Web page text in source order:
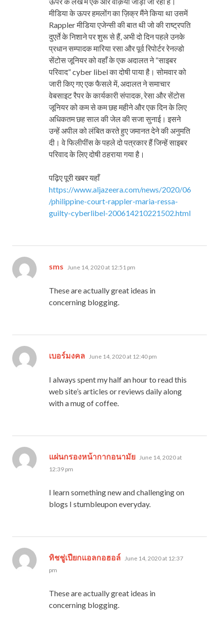
मीडिया के ऊपर हमलोंग का ज़िक्र मैंने किया था उसमें
Rappler मीडिया एजेन्सी की बात थी जो की राष्ट्रपति
दुएर्ते के निशाने पर शुरू से हैं, अभी दो दिन पहले उनके
प्रधान सम्पादक मारिया रसा और पूर्व रिपोर्टर रेनल्डो
सेंटोस जूनियर को वहाँ के एक अदालत ने “साइबर
परिवाद” cyber libel का दोषी पाया है। सोमवार को
जारी किए गए एक फैसले में, अदालत ने समाचार
वेबसाइट रैपर के कार्यकारी संपादक, रेसा और सेंटोस
जूनियर को कम से कम छह महीने और एक दिन के लिए
अधिकतम छह साल की जेल की सजा सुनाई। इसने
उन्हें अपील को लंबित करते हुए जमानत देने की अनुमति
दी। वे फिलीपींस के पहले दो पत्रकार हैं जिन्हें साइबर
परिवाद के लिए दोषी ठहराया गया है।
पढ़िए पूरी खबर यहाँ
https://www.aljazeera.com/news/2020/06
/philippine-court-rappler-maria-ressa-
guilty-cyberlibel-200614210221502.html
sms says:
June 14, 2020 at 12:51 pm
These are actually great ideas in
concerning blogging.
เบอร์มงคล says:
June 14, 2020 at 12:40 pm
I always spent my half an hour to read this
web site’s articles or reviews daily along
with a mug of coffee.
แผ่นกรองหน้ากากอนามัย says:
June 14, 2020 at
12:39 pm
I learn something new and challenging on
blogs I stumbleupon everyday.
ทิชชู่เปียกแอลกอฮอล์ says:
June 14, 2020 at 12:37
pm
These are actually great ideas in
concerning blogging.